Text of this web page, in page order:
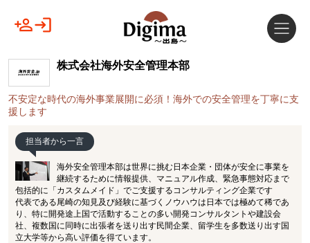
株式会社海外安全管理本部
不安定な時代の海外事業展開に必須！海外での安全管理を丁寧に支
援します
担当者から一言
海外安全管理本部は世界に挑む日本企業・団体が安全に事業を
継続するために情報提供、マニュアル作成、緊急事態対応まで
包括的に「カスタムメイド」でご支援するコンサルティング企業です
代表である尾崎の知見及び経験に基づくノウハウは日本では極めて稀であ
り、特に開発途上国で活動することの多い開発コンサルタントや建設会
社、複数国に同時に出張者を送り出す民間企業、留学生を多数送り出す国
立大学等から高い評価を得ています。